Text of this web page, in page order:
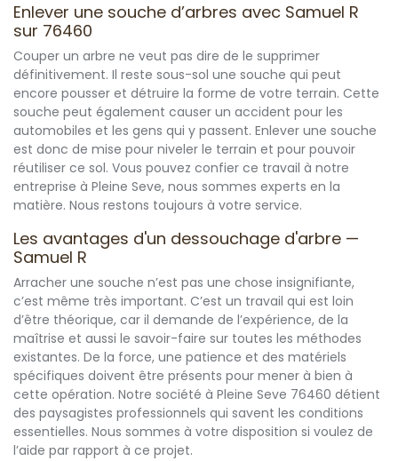
Enlever une souche d’arbres avec Samuel R
sur 76460
Couper un arbre ne veut pas dire de le supprimer
définitivement. Il reste sous-sol une souche qui peut
encore pousser et détruire la forme de votre terrain. Cette
souche peut également causer un accident pour les
automobiles et les gens qui y passent. Enlever une souche
est donc de mise pour niveler le terrain et pour pouvoir
réutiliser ce sol. Vous pouvez confier ce travail à notre
entreprise à Pleine Seve, nous sommes experts en la
matière. Nous restons toujours à votre service.
Les avantages d'un dessouchage d'arbre —
Samuel R
Arracher une souche n’est pas une chose insignifiante,
c’est même très important. C’est un travail qui est loin
d’être théorique, car il demande de l’expérience, de la
maîtrise et aussi le savoir-faire sur toutes les méthodes
existantes. De la force, une patience et des matériels
spécifiques doivent être présents pour mener à bien à
cette opération. Notre société à Pleine Seve 76460 détient
des paysagistes professionnels qui savent les conditions
essentielles. Nous sommes à votre disposition si voulez de
l’aide par rapport à ce projet.